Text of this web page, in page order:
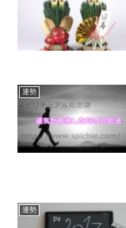
運勢
運勢